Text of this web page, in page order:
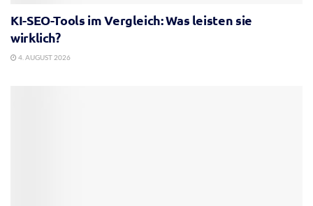
KI-SEO-Tools im Vergleich: Was leisten sie
wirklich?
4. AUGUST 2026